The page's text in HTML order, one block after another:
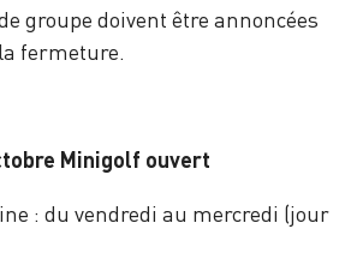
groupe doivent être annoncées
fermeture.
Minigolf ouvert
: du vendredi au mercredi (jour